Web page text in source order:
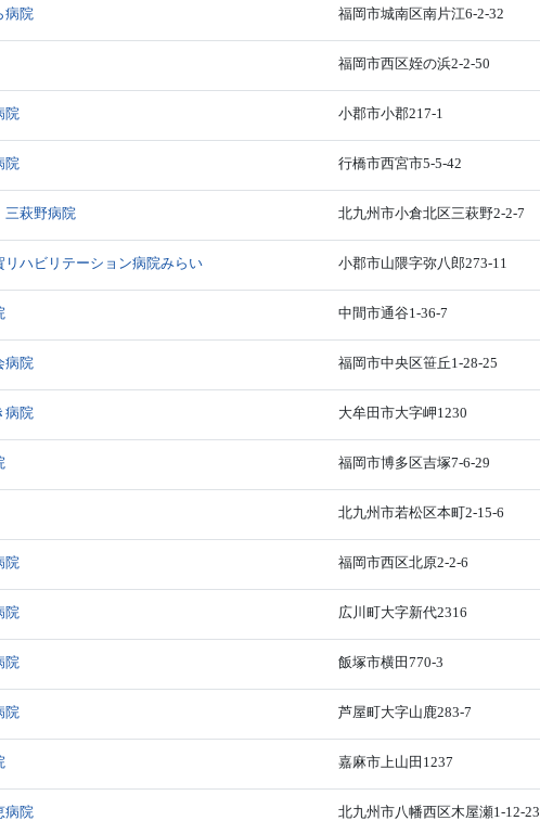
院 福岡市城南区南片江6-2-32
福岡市西区姪の浜2-2-50
院 小郡市小郡217-1
院 行橋市西宮市5-5-42
萩野病院 北九州市小倉北区三萩野2-2-7
ハビリテーション病院みらい 小郡市山隈字弥八郎273-11
中間市通谷1-36-7
院 福岡市中央区笹丘1-28-25
院 大牟田市大字岬1230
福岡市博多区吉塚7-6-29
北九州市若松区本町2-15-6
院 福岡市西区北原2-2-6
院 広川町大字新代2316
院 飯塚市横田770-3
院 芦屋町大字山鹿283-7
嘉麻市上山田1237
院 北九州市八幡西区木屋瀬1-12-23